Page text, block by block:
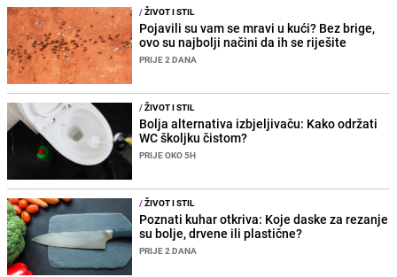
/ŽIVOT I STIL
Pojavili su vam se mravi u kući? Bez brige,
ovo su najbolji načini da ih se riješite
PRIJE 2 DANA
/ŽIVOT I STIL
Bolja alternativa izbjeljivaču: Kako održati
WC školjku čistom?
PRIJE OKO 5H
/ŽIVOT I STIL
Poznati kuhar otkriva: Koje daske za rezanje
su bolje, drvene ili plastične?
PRIJE 2 DANA